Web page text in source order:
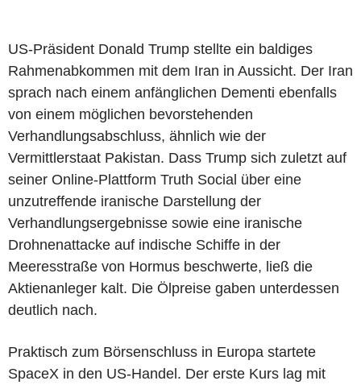
US-Präsident Donald Trump stellte ein baldiges
Rahmenabkommen mit dem Iran in Aussicht. Der Iran
sprach nach einem anfänglichen Dementi ebenfalls
von einem möglichen bevorstehenden
Verhandlungsabschluss, ähnlich wie der
Vermittlerstaat Pakistan. Dass Trump sich zuletzt auf
seiner Online-Plattform Truth Social über eine
unzutreffende iranische Darstellung der
Verhandlungsergebnisse sowie eine iranische
Drohnenattacke auf indische Schiffe in der
Meeresstraße von Hormus beschwerte, ließ die
Aktienanleger kalt. Die Ölpreise gaben unterdessen
deutlich nach.
Praktisch zum Börsenschluss in Europa startete
SpaceX in den US-Handel. Der erste Kurs lag mit